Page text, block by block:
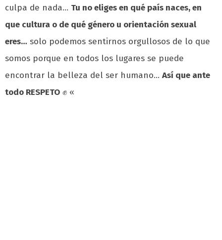
culpa de nada… Tu no eliges en qué país naces, en
que cultura o de qué género u orientación sexual
eres… solo podemos sentirnos orgullosos de lo que
somos porque en todos los lugares se puede
encontrar la belleza del ser humano… Así que ante
todo RESPETO ✊ «